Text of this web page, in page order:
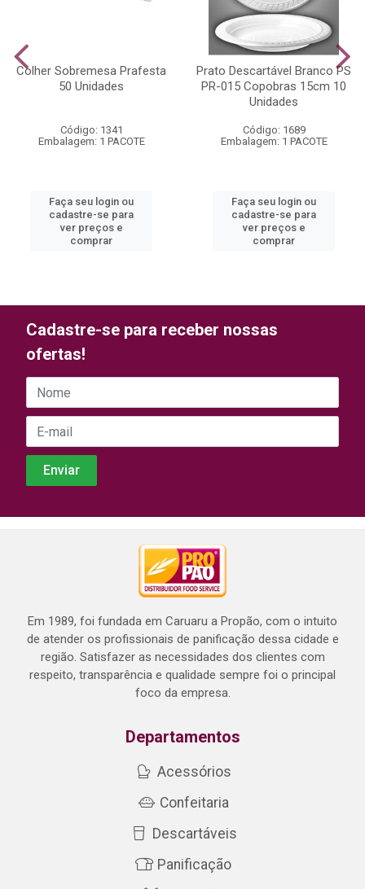
Colher Sobremesa Prafesta
50 Unidades
Código: 1341
Embalagem: 1 PACOTE
Faça seu login ou
cadastre-se para
ver preços e
comprar
Prato Descartável Branco PS
PR-015 Copobras 15cm 10
Unidades
Código: 1689
Embalagem: 1 PACOTE
Faça seu login ou
cadastre-se para
ver preços e
comprar
Cadastre-se para receber nossas
ofertas!
Em 1989, foi fundada em Caruaru a Propão, com o intuito
de atender os profissionais de panificação dessa cidade e
região. Satisfazer as necessidades dos clientes com
respeito, transparência e qualidade sempre foi o principal
foco da empresa.
Departamentos
Acessórios
Confeitaria
Descartáveis
Panificação